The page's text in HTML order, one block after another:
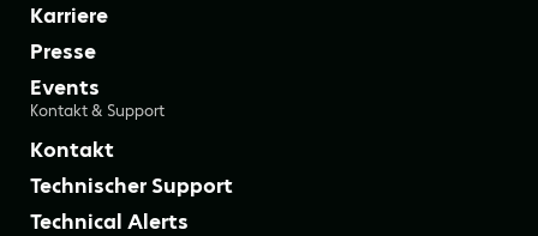
Karriere
Presse
Events
Kontakt & Support
Kontakt
Technischer Support
Technical Alerts